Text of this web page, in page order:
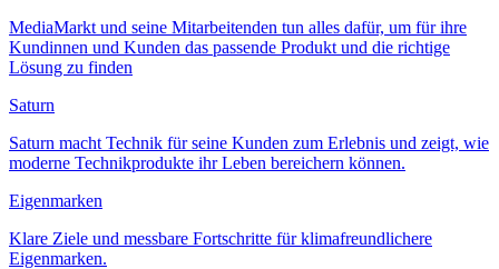
MediaMarkt und seine Mitarbeitenden tun alles dafür, um für ihre
Kundinnen und Kunden das passende Produkt und die richtige
Lösung zu finden
Saturn
Saturn macht Technik für seine Kunden zum Erlebnis und zeigt, wie
moderne Technikprodukte ihr Leben bereichern können.
Eigenmarken
Klare Ziele und messbare Fortschritte für klimafreundlichere
Eigenmarken.